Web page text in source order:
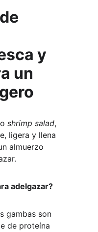
y
un
shrimp salad,
ligera y llena
almuerzo
adelgazar?
gambas son
de proteína